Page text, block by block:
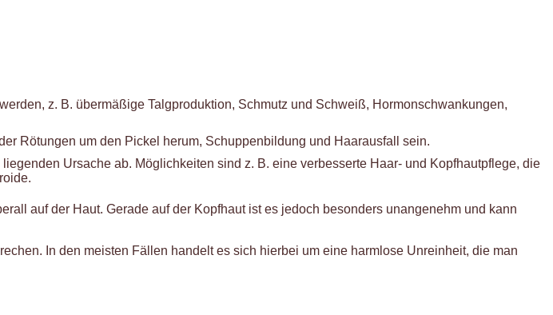
z. B. übermäßige Talgproduktion, Schmutz und Schweiß, Hormonschwankungen,
Rötungen um den Pickel herum, Schuppenbildung und Haarausfall sein.
Ursache ab. Möglichkeiten sind z. B. eine verbesserte Haar- und Kopfhautpflege, die
auf der Haut. Gerade auf der Kopfhaut ist es jedoch besonders unangenehm und kann
In den meisten Fällen handelt es sich hierbei um eine harmlose Unreinheit, die man